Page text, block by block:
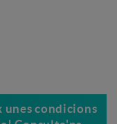
condicions